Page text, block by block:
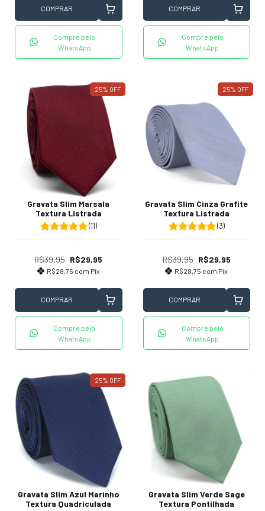
COMPRAR
Compre pelo
WhatsApp
COMPRAR
Compre pelo
WhatsApp
25% OFF
Gravata Slim Marsala
Textura Listrada
(11)
R$39,95 R$29,95
R$28,75 com Pix
COMPRAR
Compre pelo
WhatsApp
25% OFF
Gravata Slim Cinza Grafite
Textura Listrada
(3)
R$39,95 R$29,95
R$28,75 com Pix
COMPRAR
Compre pelo
WhatsApp
25% OFF
Gravata Slim Azul Marinho
Textura Quadriculada
Gravata Slim Verde Sage
Textura Pontilhada